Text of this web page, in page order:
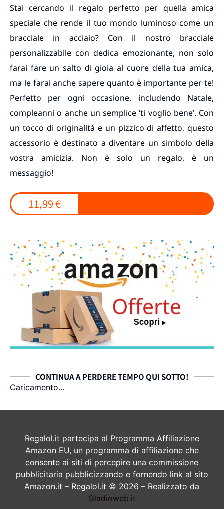
Stai cercando il regalo perfetto per quella amica
speciale che rende il tuo mondo luminoso come un
bracciale in acciaio? Con il nostro bracciale
personalizzabile con dedica emozionante, non solo
farai fare un salto di gioia al cuore della tua amica,
ma le farai anche sapere quanto è importante per te!
Perfetto per ogni occasione, includendo Natale,
compleanni o anche un semplice ‘ti voglio bene’. Con
un tocco di originalità e un pizzico di affetto, questo
accessorio è destinato a diventare un simbolo della
vostra amicizia. Non è solo un regalo, è un
messaggio!
11,99 €
CONTINUA A PERDERE TEMPO QUI SOTTO!
Caricamento...
Regalol.it partecipa al Programma Affiliazione
Amazon EU, un programma di affiliazione che
consente ai siti di percepire una commissione
pubblicitaria pubblicizzando e fornendo link al sito
Amazon.it – Regalol.it © 2026 – Realizzato da
Gladioweb.it